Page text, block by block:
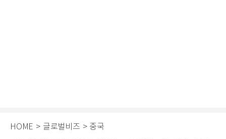
HOME > 글로벌비즈 > 중국